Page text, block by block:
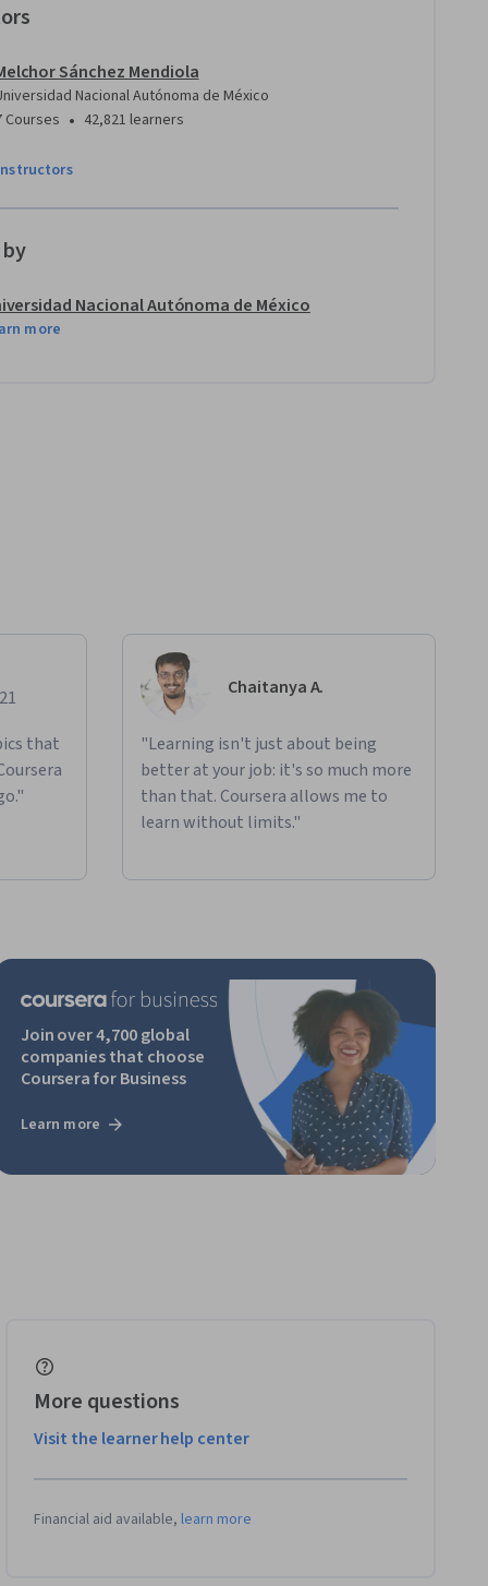
Sánchez Mendiola
Nacional Autónoma de México
Courses • 42,821 learners
Nacional Autónoma de México
more
that
Chaitanya A.
"Learning isn't just about being
better at your job: it's so much more
than that. Coursera allows me to
learn without limits."
Join over 4,700 global
companies that choose
Coursera for Business
Learn more
More questions
Visit the learner help center
Financial aid available, learn more